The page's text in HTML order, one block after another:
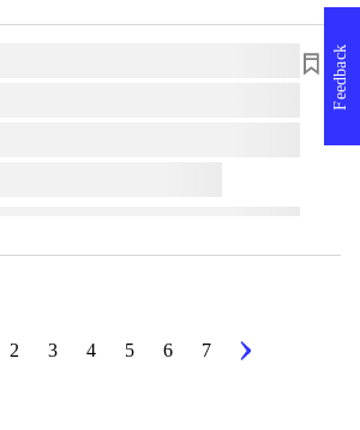
lorem ipsum dolor sit amet ...
lorem ipsum dolor sit amet ...
lorem ipsum dolor sit amet ...
2 3 4 5 6 7
Feedback